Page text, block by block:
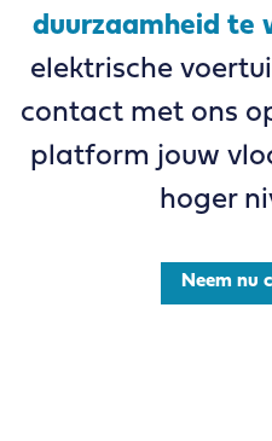
duurzaamheid te
elektrische
contact met ons
platform jouw
hoger
Neem nu